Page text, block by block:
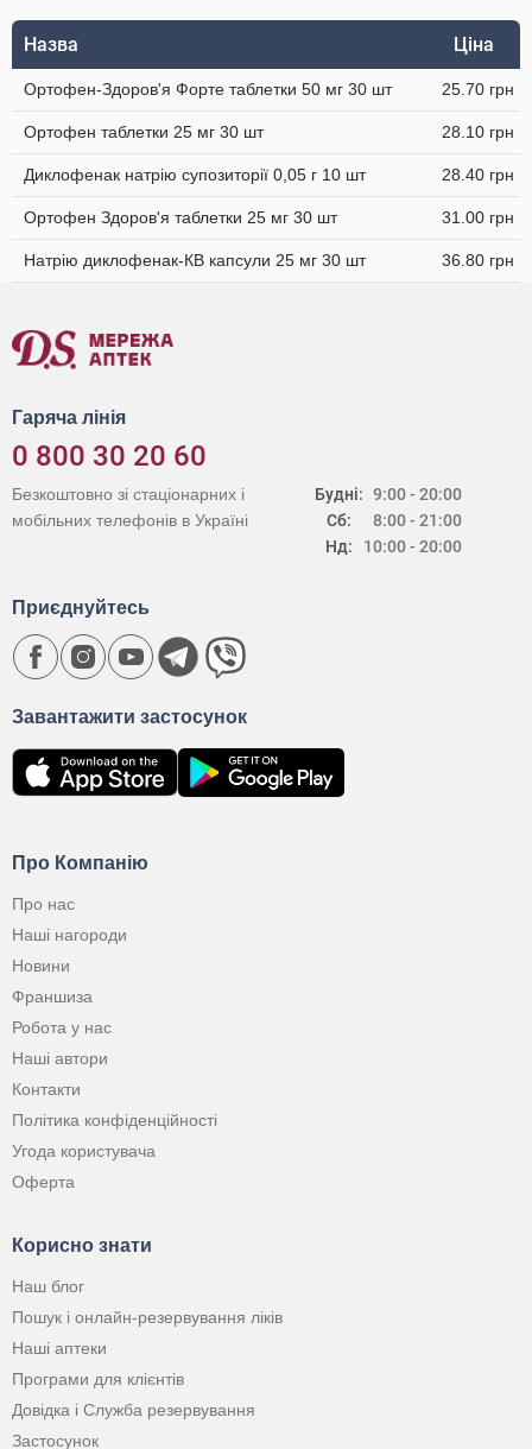
Назва Ціна
Ортофен-Здоров'я Форте таблетки 50 мг 30 шт 25.70 грн
Ортофен таблетки 25 мг 30 шт 28.10 грн
Диклофенак натрію супозиторії 0,05 г 10 шт 28.40 грн
Ортофен Здоров'я таблетки 25 мг 30 шт 31.00 грн
Натрію диклофенак-КВ капсули 25 мг 30 шт 36.80 грн
Гаряча лінія
0 800 30 20 60
Будні:
Сб:
Нд:
9:00 - 20:00
8:00 - 21:00
10:00 - 20:00
Безкоштовно зі стаціонарних і
мобільних телефонів в Україні
Про Компанію
Про нас
Наші нагороди
Новини
Франшиза
Робота у нас
Наші автори
Контакти
Політика конфіденційності
Угода користувача
Оферта
Корисно знати
Наш блог
Пошук і онлайн-резервування ліків
Наші аптеки
Програми для клієнтів
Довідка і Служба резервування
Застосунок
Завантажити застосунок
Приєднуйтесь